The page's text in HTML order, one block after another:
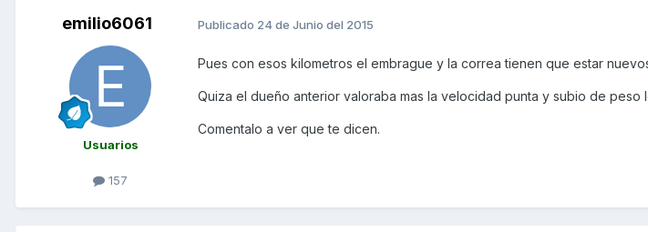
emilio6061
Usuarios
157
Publicado 24 de Junio del 2015
Pues con esos kilometros el embrague y la correa tienen que estar
Quiza el dueño anterior valoraba mas la velocidad punta y subio de peso
Comentalo a ver que te dicen.